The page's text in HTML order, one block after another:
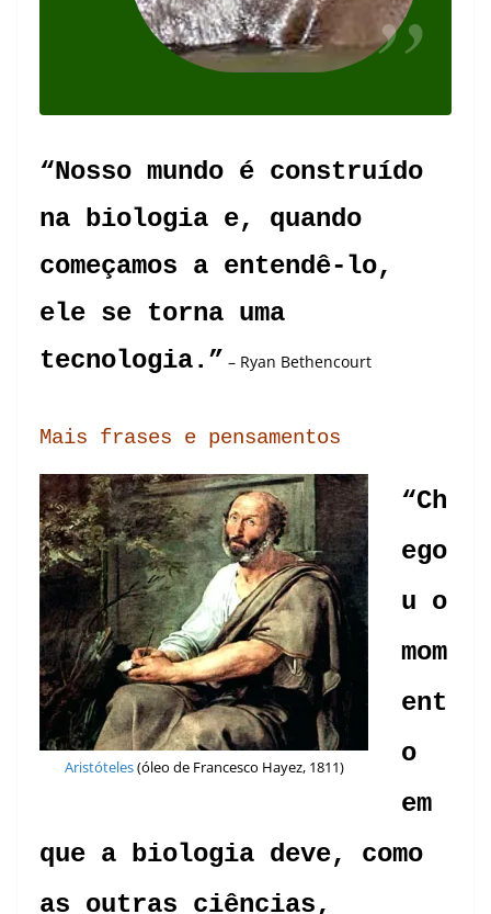
“Nosso mundo é construído
na biologia e, quando
começamos a entendê-lo,
ele se torna uma
tecnologia.” – Ryan Bethencourt
Mais frases e pensamentos
Aristóteles(óleo de Francesco Hayez, 1811)
“Ch
ego
u o
mom
ent
o
em
que a biologia deve, como
as outras ciências,